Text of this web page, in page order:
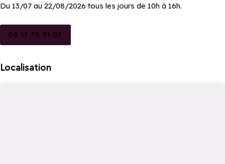
Du 13/07 au 22/08/2026 tous les jours de 10h à 16h.
06 11 70 51 07
Localisation